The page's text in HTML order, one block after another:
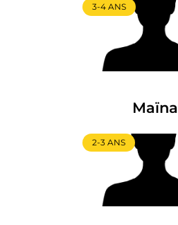
3-4 ANS
Maïna
2-3 ANS